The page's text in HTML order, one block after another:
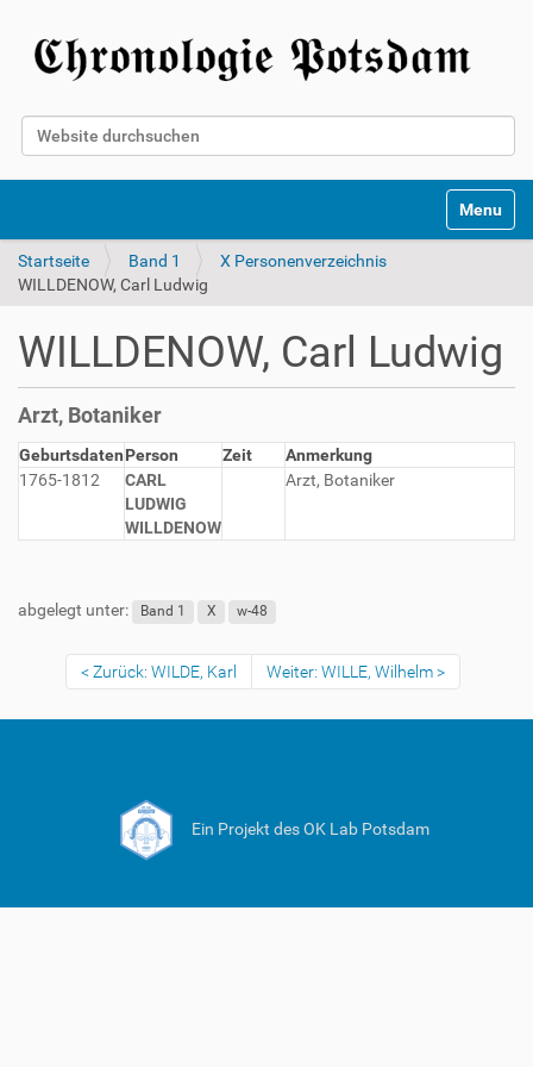
Website durchsuchen
Toggle
Startseite Band 1
X Personenverzeichnis
WILLDENOW, Carl Ludwig
WILLDENOW, Carl Ludwig
Arzt, Botaniker
GeburtsdatenPerson Zeit
Anmerkung
1765-1812
CARL
LUDWIG
WILLDENOW
Arzt, Botaniker
abgelegt unter: Band 1 X w-48
Zurück: WILDE, Karl Weiter: WILLE, Wilhelm
Ein Projekt des OK Lab Potsdam